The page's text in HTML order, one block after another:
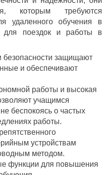
которым требуются
удаленного обучения в
для поездок и работы в
защищают
и обеспечивают
работы и высокая
учащимся
беспокоясь о частых
работы.
устройствам
методом.
функции для повышения